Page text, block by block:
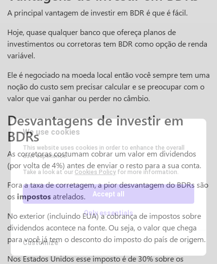
A principal vantagem de investir em BDR é que é fácil.
Hoje, quase qualquer banco que ofereça planos de
investimentos ou corretoras tem BDR como opção de renda
variável.
Ele é negociado na moeda local então você sempre tem uma
noção do custo sem precisar calcular e se preocupar com o
valor que vai ganhar ou perder no câmbio.
Desvantagens de investir em
BDRs
As corretoras costumam cobrar um valor em dividendos
(por volta de 4%) antes de enviar o resto para a sua conta.
Fora a taxa de corretagem, a pior desvantagem do BDRs são
os impostosatrelados.
No exterior (incluindo EUA) a cobrança de impostos sobre
dividendos acontece na fonte. Ou seja, o valor que chega
para você já tem o desconto do imposto do país de origem.
Nos Estados Unidos esse imposto é de 30% sobre os
We use cookies
This website uses cookies in order to enhance the overall
user experience.
Take a look at our Cookies Policy for more information.
Accept all
Only essentials
Customize